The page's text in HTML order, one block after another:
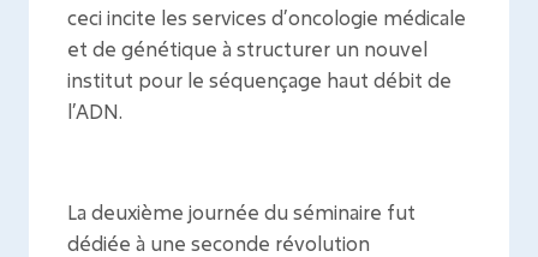
ceci incite les services d’oncologie médicale
et de génétique à structurer un nouvel
institut pour le séquençage haut débit de
l’ADN.
La deuxième journée du séminaire fut
dédiée à une seconde révolution